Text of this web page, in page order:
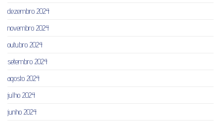
dezembro 2024
novembro 2024
outubro 2024
setembro 2024
agosto 2024
julho 2024
junho 2024